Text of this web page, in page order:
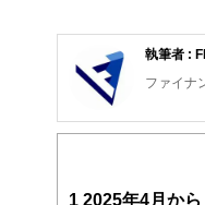
執筆者 :
ファイナ
案から記
1 2025年4月か